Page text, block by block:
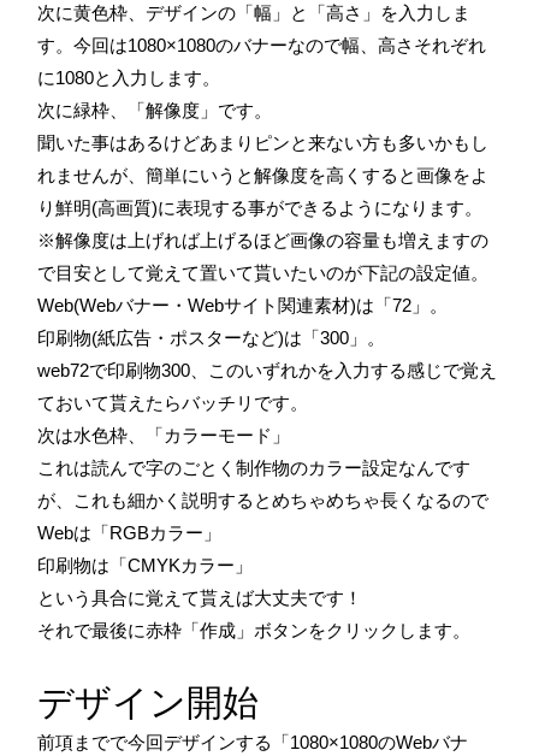
次に黄色枠、デザインの「幅」と「高さ」を入力しま
す。今回は1080×1080のバナーなので幅、高さそれぞれ
に1080と入力します。
次に緑枠、「解像度」です。
聞いた事はあるけどあまりピンと来ない方も多いかもし
れませんが、簡単にいうと解像度を高くすると画像をよ
り鮮明(高画質)に表現する事ができるようになります。
※解像度は上げれば上げるほど画像の容量も増えますの
で目安として覚えて置いて貰いたいのが下記の設定値。
Web(Webバナー・Webサイト関連素材)は「72」。
印刷物(紙広告・ポスターなど)は「300」。
web72で印刷物300、このいずれかを入力する感じで覚え
ておいて貰えたらバッチリです。
次は水色枠、「カラーモード」
これは読んで字のごとく制作物のカラー設定なんです
が、これも細かく説明するとめちゃめちゃ長くなるので
Webは「RGBカラー」
印刷物は「CMYKカラー」
という具合に覚えて貰えば大丈夫です！
それで最後に赤枠「作成」ボタンをクリックします。
デザイン開始
前項までで今回デザインする「1080×1080のWebバナ